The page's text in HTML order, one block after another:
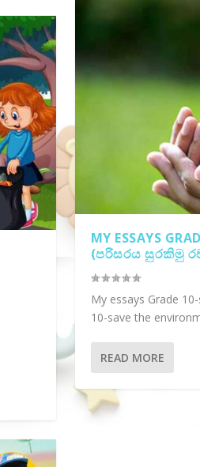
MY ESSAYS
(පරිසරය සුරකිමු
My essays Grade
10-save the
READ MORE